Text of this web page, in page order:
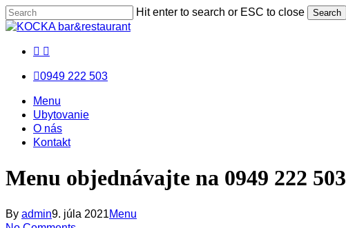
Skip
to
content
Hit enter to search or ESC to close Search
Close
facebook
messenger
email
0949 222 503
Menu
Menu
Menu
Ubytovanie
O nás
Kontakt
Menu objednávajte na 0949 222 503
By admin9. júla 2021Menu